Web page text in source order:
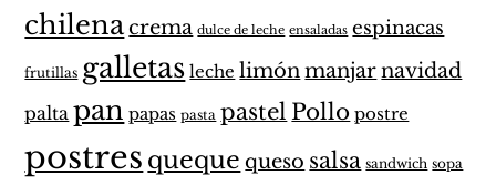
chilenacrema dulce de leche ensaladas espinacas
frutillas galletas leche limónmanjarnavidad
palta pan papas pasta pastel Pollo postre
postres queque queso salsa sandwich sopa